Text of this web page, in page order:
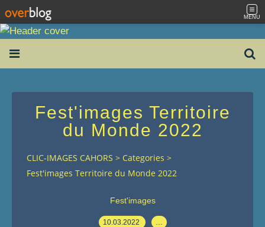
MENU
Fest'images Territoire
du Monde 2022
CLIC-IMAGES CAHORS > Categories >
Fest'images Territoire du Monde 2022
Fest'images
10.03.2022